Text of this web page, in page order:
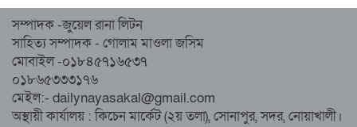
নোয়াখালীতে ইসলামী ছাত্রশিবিরের ‘অদম্য
জুলাই’ মিছিল
চেয়ারম্যান গ্রেপ্তার
সম্পাদক -জুয়েল রানা লিটন
সাহিত্য সম্পাদক - গোলাম মাওলা জসিম
মোবাইল -০১৮৪৫৭১৬৫৩৭
০১৮৬৫৩৩৩১৭৬
মেইল:- dailynayasakal@gmail.com
অস্থায়ী কার্যালয় : কিচেন মার্কেট (২য় তলা), সোনাপুর, সদর, নোয়াখালী।